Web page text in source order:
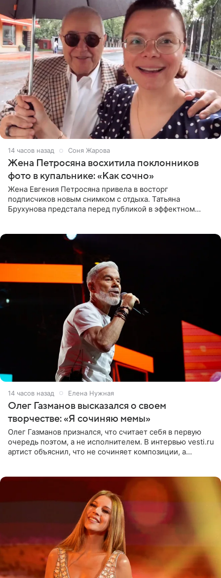
14 часов назад Соня Жарова
Жена Петросяна восхитила поклонников
фото в купальнике: «Как сочно»
Жена Евгения Петросяна привела в восторг
подписчиков новым снимком с отдыха. Татьяна
Брухунова предстала перед публикой в эффектном
14 часов назад Елена Нужная
Олег Газманов высказался о своем
творчестве: «Я сочиняю мемы»
Олег Газманов признался, что считает себя в первую
очередь поэтом, а не исполнителем. В интервью vesti.ru
артист объяснил, что не сочиняет композиции, а